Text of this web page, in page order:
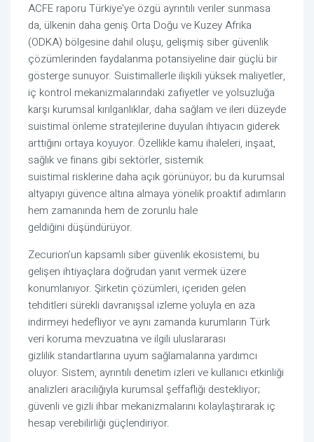
ACFE raporu Türkiye'ye özgü ayrıntılı veriler sunmasa
da, ülkenin daha geniş Orta Doğu ve Kuzey Afrika
(ODKA) bölgesine dahil oluşu, gelişmiş siber güvenlik
çözümlerinden faydalanma potansiyeline dair güçlü bir
gösterge sunuyor. Suistimallerle ilişkili yüksek maliyetler,
iç kontrol mekanizmalarındaki zafiyetler ve yolsuzluğa
karşı kurumsal kırılganlıklar, daha sağlam ve ileri düzeyde
suistimal önleme stratejilerine duyulan ihtiyacın giderek
arttığını ortaya koyuyor. Özellikle kamu ihaleleri, inşaat,
sağlık ve finans gibi sektörler, sistemik
suistimal risklerine daha açık görünüyor; bu da kurumsal
altyapıyı güvence altına almaya yönelik proaktif adımların
hem zamanında hem de zorunlu hale
geldiğini düşündürüyor.
Zecurion’un kapsamlı siber güvenlik ekosistemi, bu
gelişen ihtiyaçlara doğrudan yanıt vermek üzere
konumlanıyor. Şirketin çözümleri, içeriden gelen
tehditleri sürekli davranışsal izleme yoluyla en aza
indirmeyi hedefliyor ve aynı zamanda kurumların Türk
veri koruma mevzuatına ve ilgili uluslararası
gizlilik standartlarına uyum sağlamalarına yardımcı
oluyor. Sistem, ayrıntılı denetim izleri ve kullanıcı etkinliği
analizleri aracılığıyla kurumsal şeffaflığı destekliyor;
güvenli ve gizli ihbar mekanizmalarını kolaylaştırarak iç
hesap verebilirliği güçlendiriyor.